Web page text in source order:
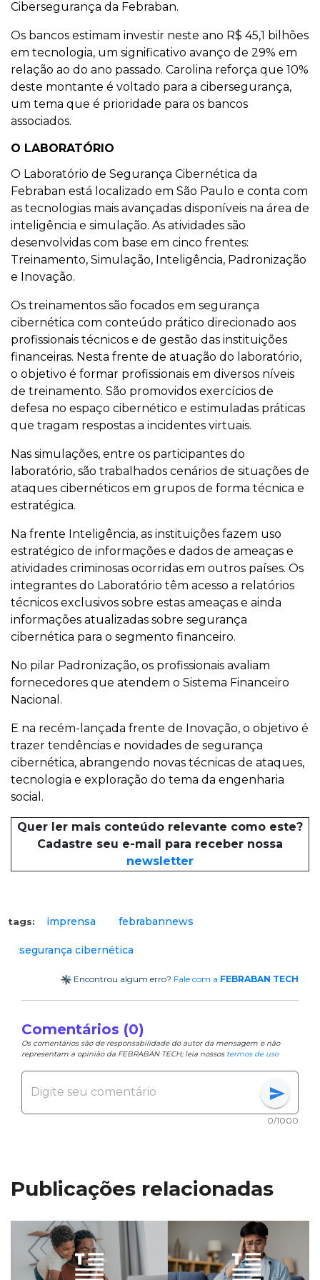
Cibersegurança da Febraban.
Os bancos estimam investir neste ano R$ 45,1 bilhões
em tecnologia, um significativo avanço de 29% em
relação ao do ano passado. Carolina reforça que 10%
deste montante é voltado para a cibersegurança,
um tema que é prioridade para os bancos
associados.
O LABORATÓRIO
O Laboratório de Segurança Cibernética da
Febraban está localizado em São Paulo e conta com
as tecnologias mais avançadas disponíveis na área de
inteligência e simulação. As atividades são
desenvolvidas com base em cinco frentes:
Treinamento, Simulação, Inteligência, Padronização
e Inovação.
Os treinamentos são focados em segurança
cibernética com conteúdo prático direcionado aos
profissionais técnicos e de gestão das instituições
financeiras. Nesta frente de atuação do laboratório,
o objetivo é formar profissionais em diversos níveis
de treinamento. São promovidos exercícios de
defesa no espaço cibernético e estimuladas práticas
que tragam respostas a incidentes virtuais.
Nas simulações, entre os participantes do
laboratório, são trabalhados cenários de situações de
ataques cibernéticos em grupos de forma técnica e
estratégica.
Na frente Inteligência, as instituições fazem uso
estratégico de informações e dados de ameaças e
atividades criminosas ocorridas em outros países. Os
integrantes do Laboratório têm acesso a relatórios
técnicos exclusivos sobre estas ameaças e ainda
informações atualizadas sobre segurança
cibernética para o segmento financeiro.
No pilar Padronização, os profissionais avaliam
fornecedores que atendem o Sistema Financeiro
Nacional.
E na recém-lançada frente de Inovação, o objetivo é
trazer tendências e novidades de segurança
cibernética, abrangendo novas técnicas de ataques,
tecnologia e exploração do tema da engenharia
social.
Quer ler mais conteúdo relevante como este?
Cadastre seu e-mail para receber nossa
newsletter
tags: imprensa febrabannews
segurança cibernética
Encontrou algum erro? Fale com a FEBRABAN TECH
Comentários (0)
Os comentários são de responsabilidade do autor da mensagem e não
representam a opinião da FEBRABAN TECH; leia nossos termos de uso
send
0/1000
Publicações relacionadas